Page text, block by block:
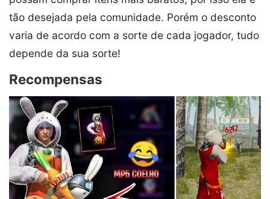
tão desejada pela comunidade. Porém o desconto
varia de acordo com a sorte de cada jogador, tudo
depende da sua sorte!
Recompensas